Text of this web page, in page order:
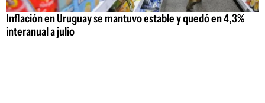
Inflación en Uruguay se mantuvo estable y quedó en 4,3%
interanual a julio